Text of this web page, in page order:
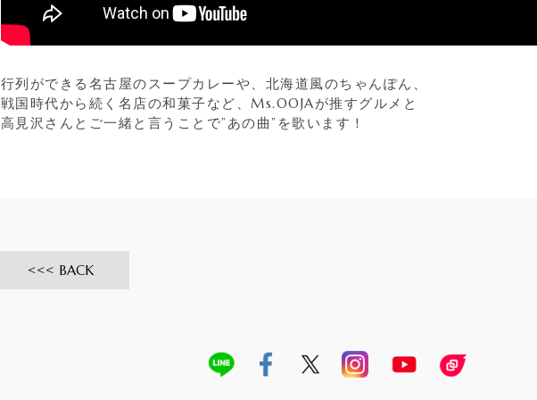
行列ができる名古屋のスープカレーや、北海道風のちゃんぽん、
戦国時代から続く名店の和菓子など、Ms.OOJAが推すグルメと
高見沢さんとご一緒と言うことで”あの曲”を歌います！
BACK